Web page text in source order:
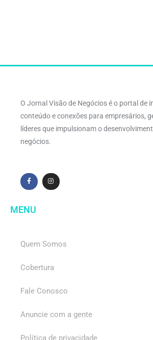
O Jornal Visão de Negócios é o portal de
conteúdo e conexões para empresários,
líderes que impulsionam o
negócios.
MENU
Quem Somos
Cobertura
Fale Conosco
Anuncie com a gente
Política de privacidade